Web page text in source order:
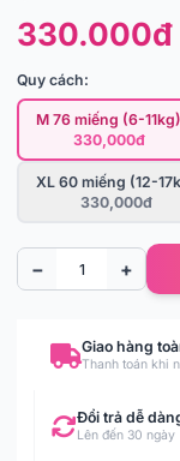
330.000đ
Quy cách:
M 76 miếng (6-11kg)
330,000đ
XL 60 miếng (12-
330,000đ
− +
Giao hàng
Thanh toán khi
Đổi trả dễ
Lên đến 30 ngày